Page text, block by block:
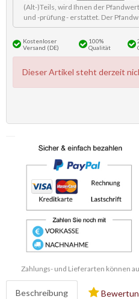
(Alt-)Teils, wird Ihnen der
und -prüfung - erstattet. Der
Kostenloser
Versand (DE)
100%
Qualität
Dieser Artikel steht derzeit
Zahlungs- und Lieferarten können
Beschreibung